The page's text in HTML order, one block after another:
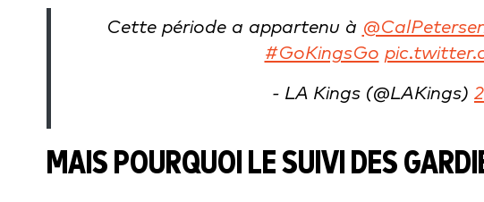
Cette période a appartenu à
#GoKingsGo
- LA Kings (@LAKings)
MAIS POURQUOI LE SUIVI DES